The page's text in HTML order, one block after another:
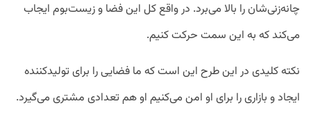
چانه‌زنی‌شان را بالا می‌برد. در واقع کل این فضا و زیست‌بوم ایجاب
می‌کند که به این سمت حرکت کنیم.
نکته کلیدی در این طرح این است که ما فضایی را برای تولیدکننده
ایجاد و بازاری را برای او امن می‌کنیم او هم تعدادی مشتری می‌گیرد.